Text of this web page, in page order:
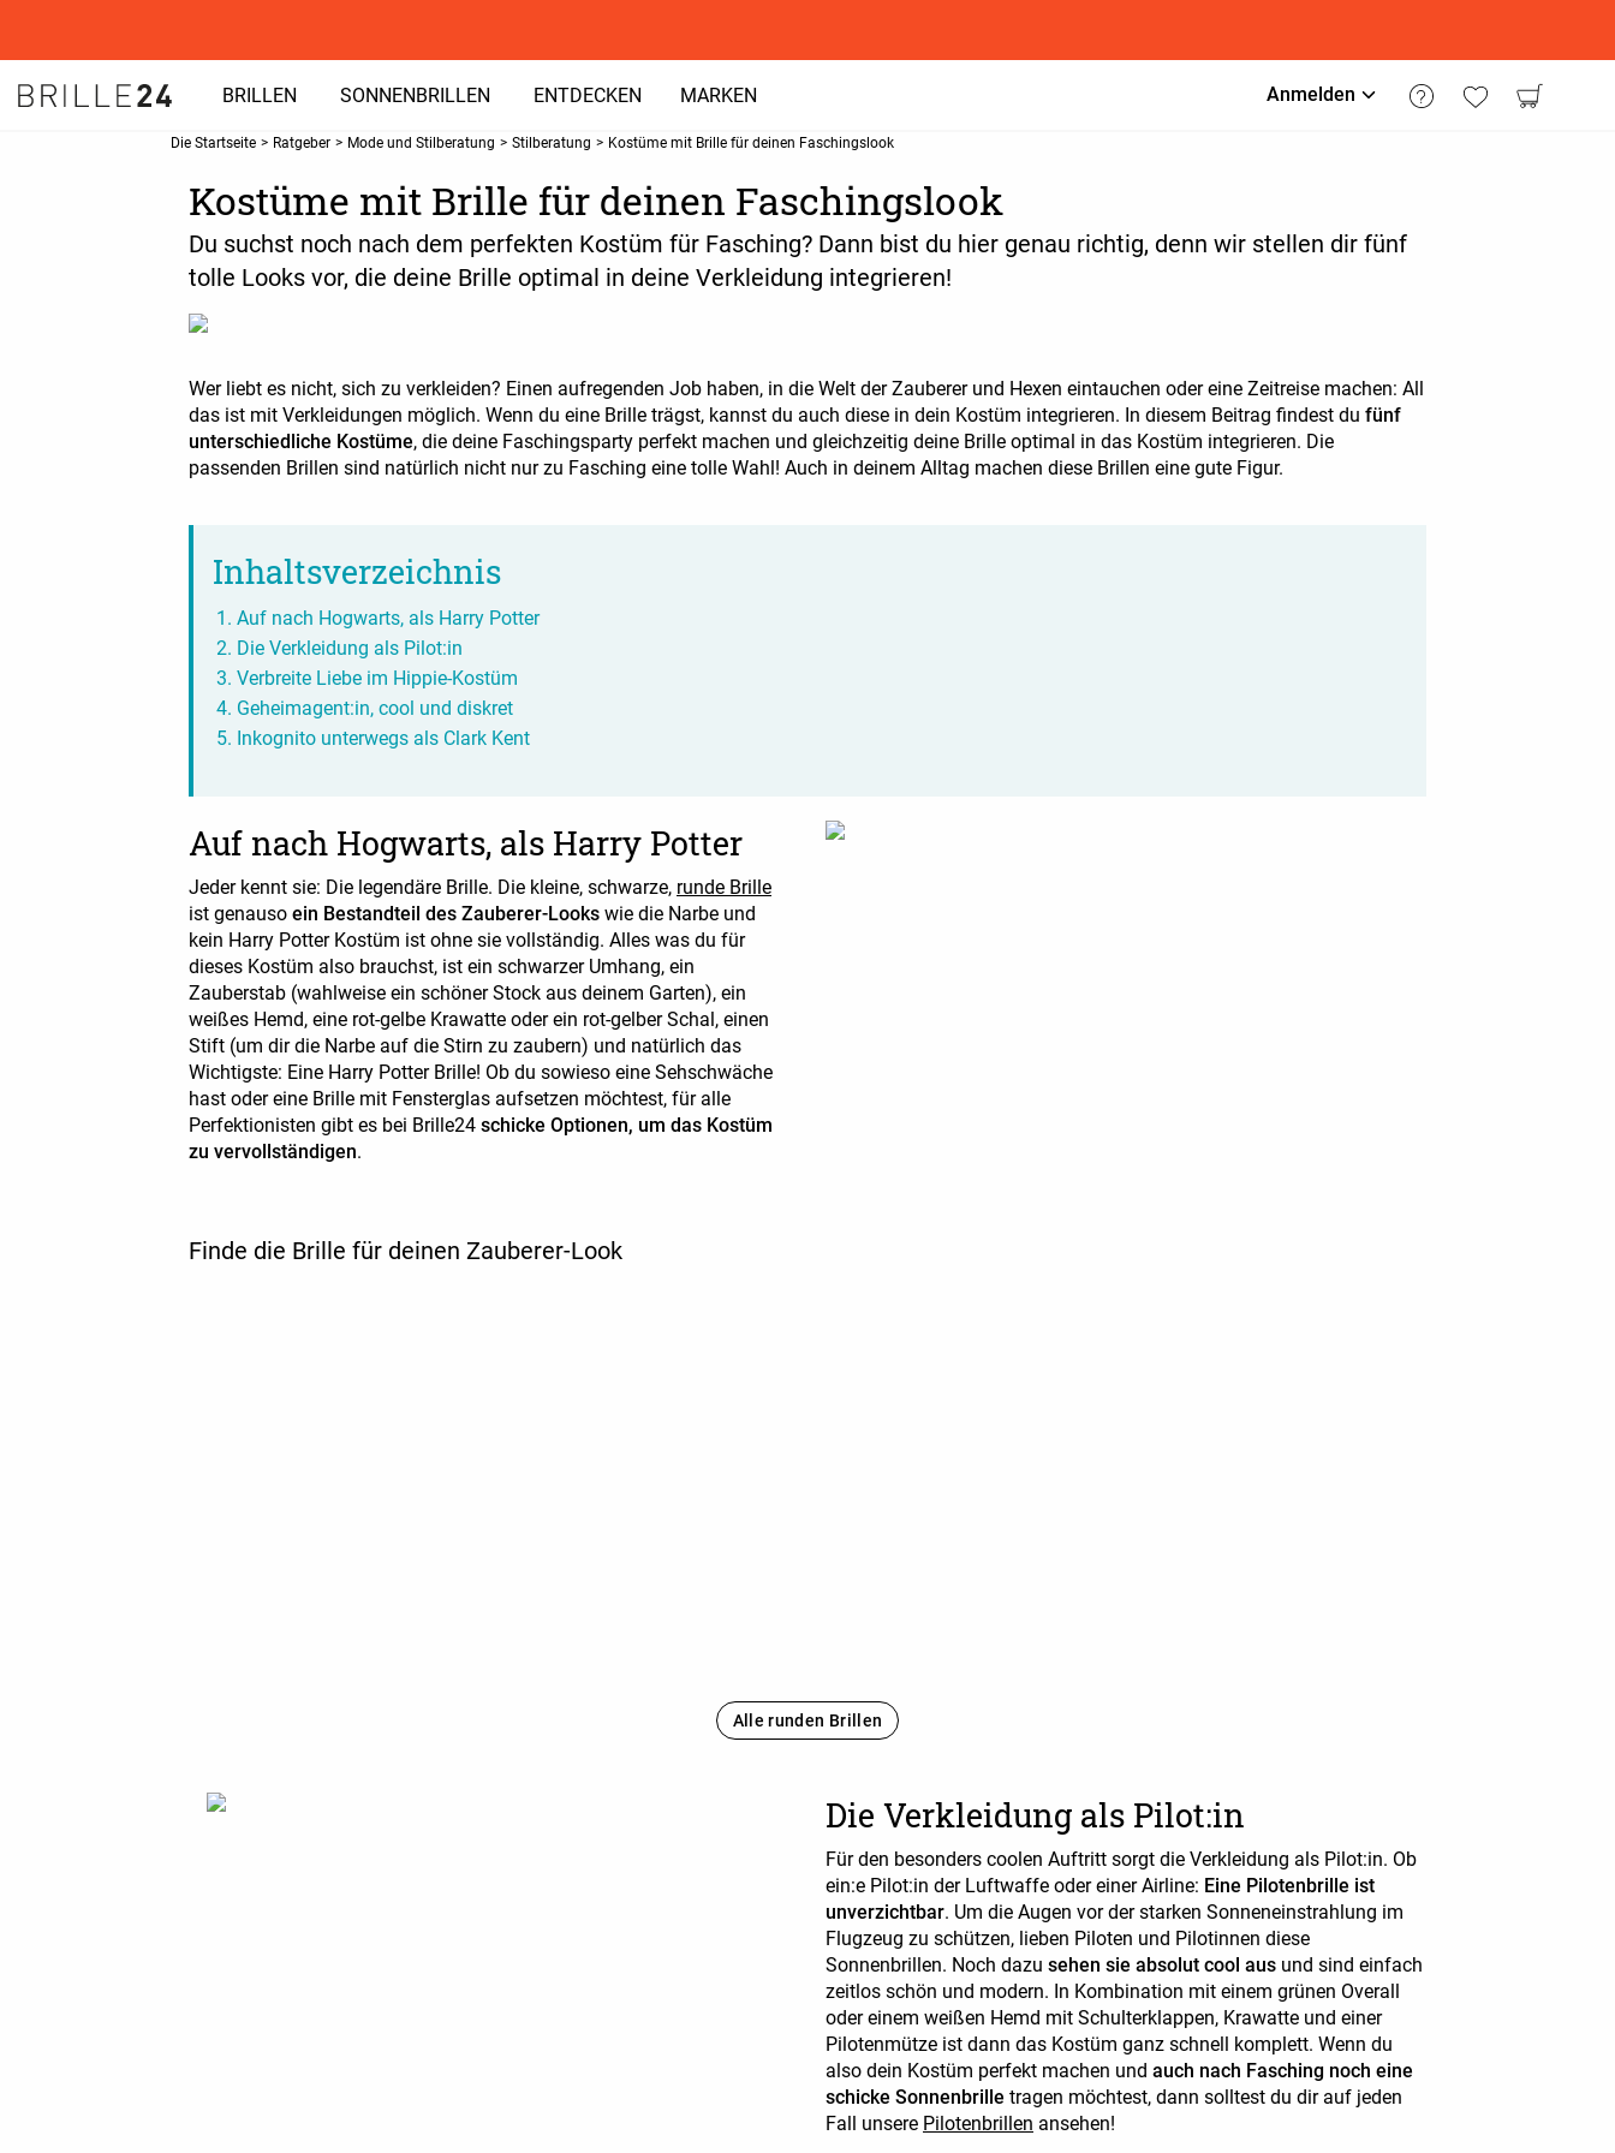
BRILLEN SONNENBRILLEN ENTDECKEN MARKEN Anmelden
Die Startseite > Ratgeber > Mode und Stilberatung > Stilberatung > Kostüme mit Brille für deinen Faschingslook
Kostüme mit Brille für deinen Faschingslook
Du suchst noch nach dem perfekten Kostüm für Fasching? Dann bist du hier genau richtig, denn wir stellen dir fünf
tolle Looks vor, die deine Brille optimal in deine Verkleidung integrieren!
Wer liebt es nicht, sich zu verkleiden? Einen aufregenden Job haben, in die Welt der Zauberer und Hexen eintauchen oder eine Zeitreise machen: All
das ist mit Verkleidungen möglich. Wenn du eine Brille trägst, kannst du auch diese in dein Kostüm integrieren. In diesem Beitrag findest du fünf
unterschiedliche Kostüme, die deine Faschingsparty perfekt machen und gleichzeitig deine Brille optimal in das Kostüm integrieren. Die
passenden Brillen sind natürlich nicht nur zu Fasching eine tolle Wahl! Auch in deinem Alltag machen diese Brillen eine gute Figur.
Inhaltsverzeichnis
Auf nach Hogwarts, als Harry Potter
Die Verkleidung als Pilot:in
Verbreite Liebe im Hippie-Kostüm
Geheimagent:in, cool und diskret
Inkognito unterwegs als Clark Kent
Auf nach Hogwarts, als Harry Potter
Jeder kennt sie: Die legendäre Brille. Die kleine, schwarze, runde Brille
ist genauso ein Bestandteil des Zauberer-Looks wie die Narbe und
kein Harry Potter Kostüm ist ohne sie vollständig. Alles was du für
dieses Kostüm also brauchst, ist ein schwarzer Umhang, ein
Zauberstab (wahlweise ein schöner Stock aus deinem Garten), ein
weißes Hemd, eine rot-gelbe Krawatte oder ein rot-gelber Schal, einen
Stift (um dir die Narbe auf die Stirn zu zaubern) und natürlich das
Wichtigste: Eine Harry Potter Brille! Ob du sowieso eine Sehschwäche
hast oder eine Brille mit Fensterglas aufsetzen möchtest, für alle
Perfektionisten gibt es bei Brille24 schicke Optionen, um das Kostüm
zu vervollständigen.
Finde die Brille für deinen Zauberer-Look
Alle runden Brillen
Die Verkleidung als Pilot:in
Für den besonders coolen Auftritt sorgt die Verkleidung als Pilot:in. Ob
ein:e Pilot:in der Luftwaffe oder einer Airline: Eine Pilotenbrille ist
unverzichtbar. Um die Augen vor der starken Sonneneinstrahlung im
Flugzeug zu schützen, lieben Piloten und Pilotinnen diese
Sonnenbrillen. Noch dazu sehen sie absolut cool aus und sind einfach
zeitlos schön und modern. In Kombination mit einem grünen Overall
oder einem weißen Hemd mit Schulterklappen, Krawatte und einer
Pilotenmütze ist dann das Kostüm ganz schnell komplett. Wenn du
also dein Kostüm perfekt machen und auch nach Fasching noch eine
schicke Sonnenbrille tragen möchtest, dann solltest du dir auf jeden
Fall unsere Pilotenbrillen ansehen!